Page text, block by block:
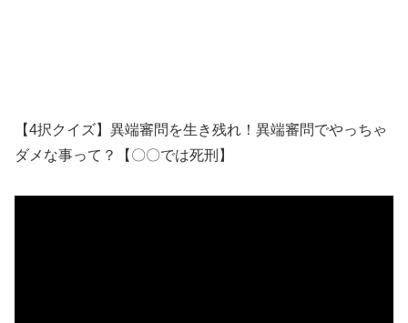
【4択クイズ】異端審問を生き残れ！異端審問でやっちゃ
ダメな事って？【〇〇では死刑】